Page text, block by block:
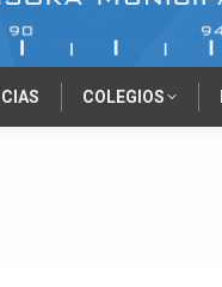
COLEGIOS